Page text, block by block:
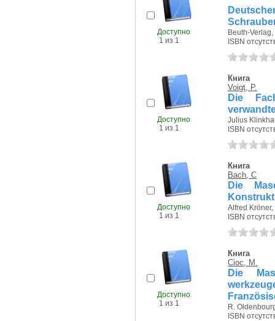
Доступно
1 из 1
Beuth-Verlag,
ISBN
Доступно
1 из 1
Книга
Voigt, P.
Die
Julius
ISBN
Доступно
1 из 1
Книга
Bach, C
Die
Alfred Kröner,
ISBN
Доступно
1 из 1
Книга
Cioc, M.
Die
R.
ISBN